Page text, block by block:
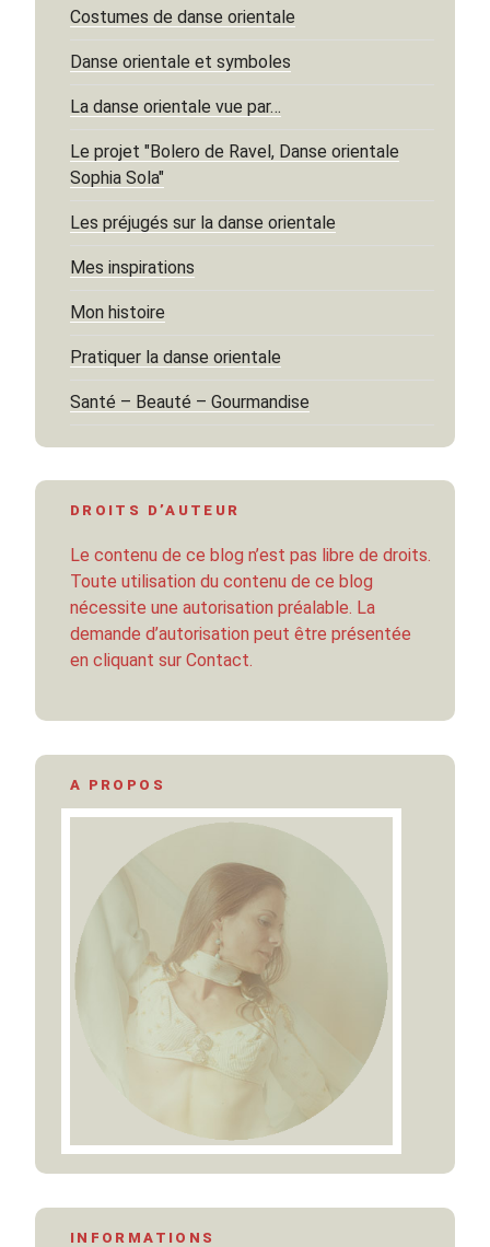
Costumes de danse orientale
Danse orientale et symboles
La danse orientale vue par…
Le projet "Bolero de Ravel, Danse orientale
Sophia Sola"
Les préjugés sur la danse orientale
Mes inspirations
Mon histoire
Pratiquer la danse orientale
Santé – Beauté – Gourmandise
DROITS D’AUTEUR
Le contenu de ce blog n’est pas libre de droits.
Toute utilisation du contenu de ce blog
nécessite une autorisation préalable. La
demande d’autorisation peut être présentée
en cliquant sur Contact.
A PROPOS
INFORMATIONS